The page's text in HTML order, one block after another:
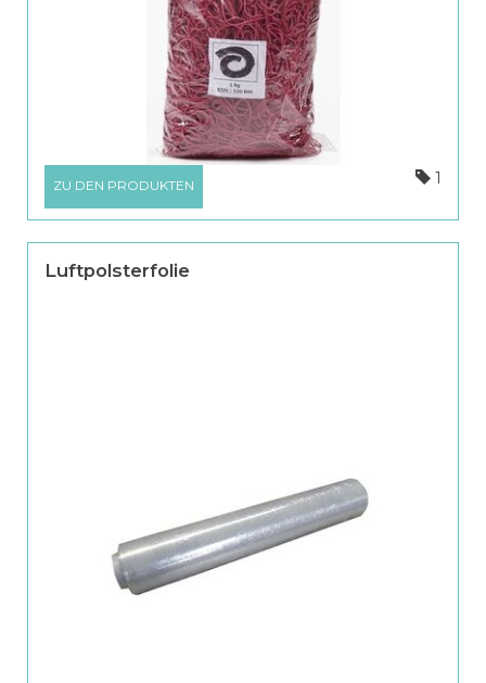
ZU DEN PRODUKTEN 1
Luftpolsterfolie